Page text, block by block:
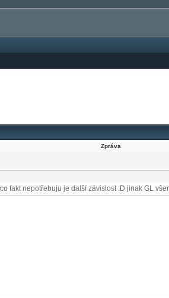
Zpráva
fakt nepotřebuju je další závislost :D jinak GL